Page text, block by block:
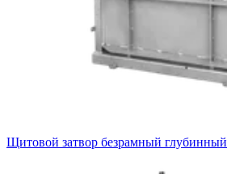
Щитовой затвор безрамный глубинный